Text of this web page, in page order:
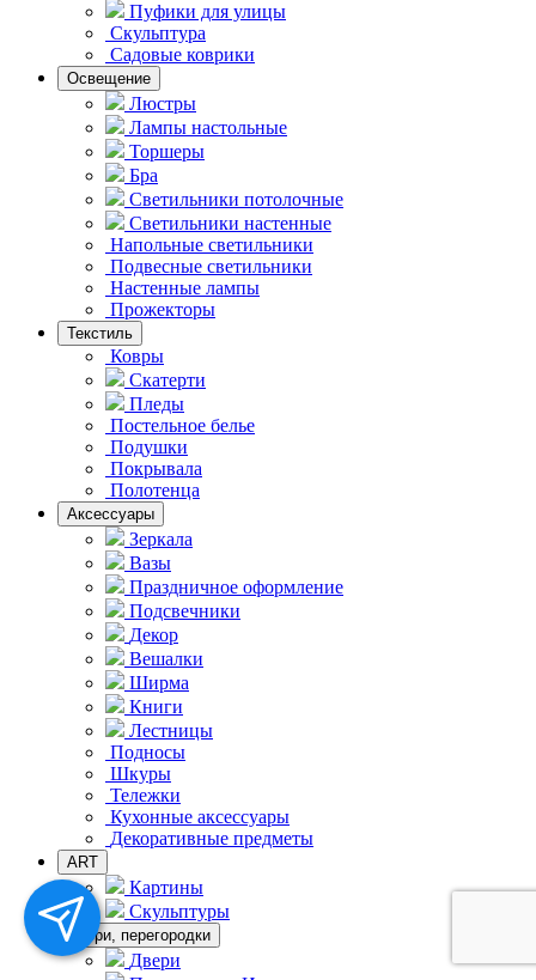
Пуфики для улицы
Скульптура
Садовые коврики
Освещение
Люстры
Лампы настольные
Торшеры
Бра
Светильники потолочные
Светильники настенные
Напольные светильники
Подвесные светильники
Hастенные лампы
Прожекторы
Текстиль
Ковры
Скатерти
Пледы
Постельное белье
Подушки
Покрывала
Полотенца
Аксессуары
Зеркала
Вазы
Праздничное оформление
Подсвечники
Декор
Вешалки
Ширма
Книги
Лестницы
Подносы
Шкуры
Тележки
Кухонные аксессуары
Декоративные предметы
ART
Картины
Скульптуры
Двери, перегородки
Двери